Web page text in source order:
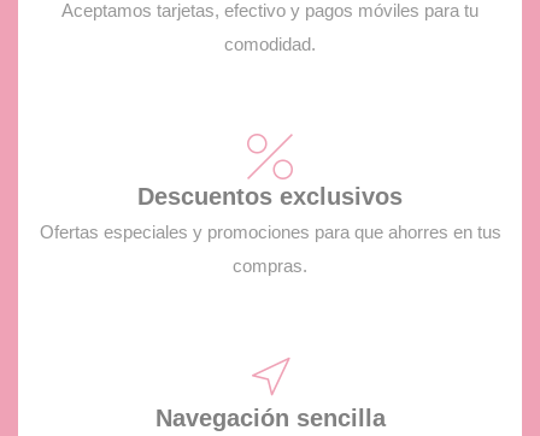
Aceptamos tarjetas, efectivo y pagos móviles para tu
comodidad.
Descuentos exclusivos
Ofertas especiales y promociones para que ahorres en tus
compras.
Navegación sencilla